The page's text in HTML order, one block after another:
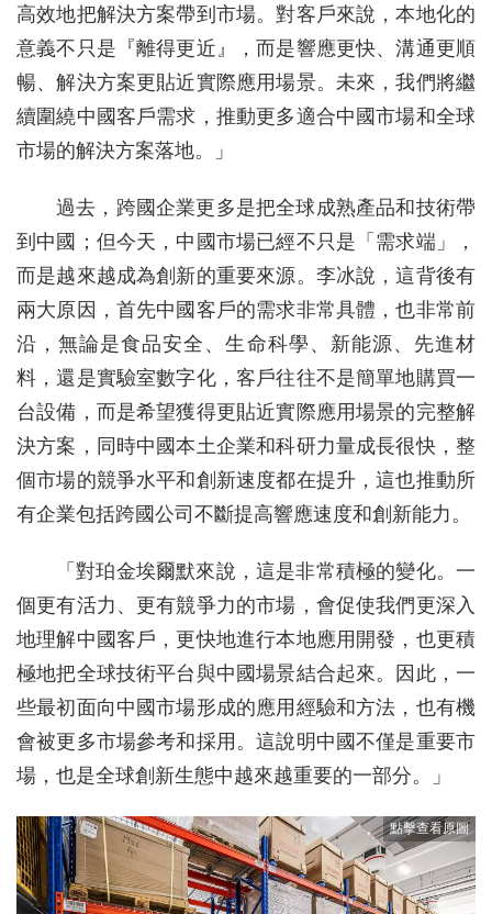
高效地把解決方案帶到市場。對客戶來說，本地化的
意義不只是『離得更近』，而是響應更快、溝通更順
暢、解決方案更貼近實際應用場景。未來，我們將繼
續圍繞中國客戶需求，推動更多適合中國市場和全球
市場的解決方案落地。」
過去，跨國企業更多是把全球成熟產品和技術帶
到中國；但今天，中國市場已經不只是「需求端」，
而是越來越成為創新的重要來源。李冰說，這背後有
兩大原因，首先中國客戶的需求非常具體，也非常前
沿，無論是食品安全、生命科學、新能源、先進材
料，還是實驗室數字化，客戶往往不是簡單地購買一
台設備，而是希望獲得更貼近實際應用場景的完整解
決方案，同時中國本土企業和科研力量成長很快，整
個市場的競爭水平和創新速度都在提升，這也推動所
有企業包括跨國公司不斷提高響應速度和創新能力。
「對珀金埃爾默來說，這是非常積極的變化。一
個更有活力、更有競爭力的市場，會促使我們更深入
地理解中國客戶，更快地進行本地應用開發，也更積
極地把全球技術平台與中國場景結合起來。因此，一
些最初面向中國市場形成的應用經驗和方法，也有機
會被更多市場參考和採用。這說明中國不僅是重要市
場，也是全球創新生態中越來越重要的一部分。」